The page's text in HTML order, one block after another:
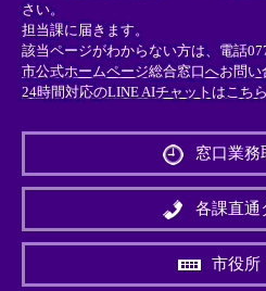
さい。
担当課に届きます。
該当ページがわからない方は、電話
市公式ホームページ総合窓口へお問い
24時間対応のLINE AIチャットはこち
外
リ
ン
＞
窓口業務
各課直通
市役所